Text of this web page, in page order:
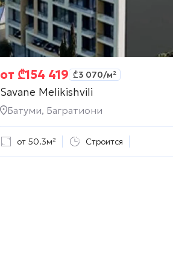
от ₾154 419 ₾3 070/м²
Savane Melikishvili
Батуми, Багратиони
от 50.3м² Строится